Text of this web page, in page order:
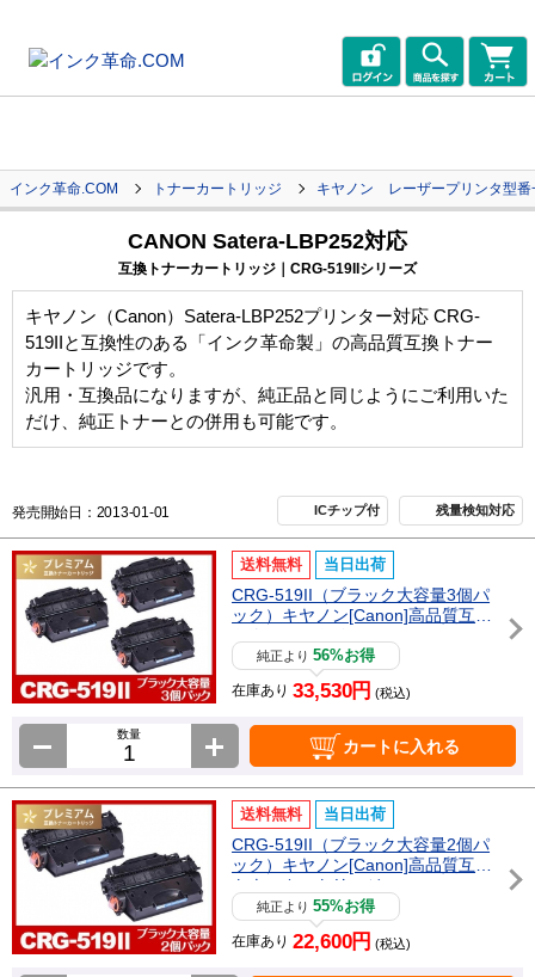
インク革命.COM トナーカートリッジ キヤノン レーザープリンタ型番
CANON Satera-LBP252対応
互換トナーカートリッジ｜CRG-519IIシリーズ
キヤノン（Canon）Satera-LBP252プリンター対応 CRG-
519IIと互換性のある「インク革命製」の高品質互換トナー
カートリッジです。
汎用・互換品になりますが、純正品と同じようにご利用いた
だけ、純正トナーとの併用も可能です。
発売開始日：2013-01-01 ICチップ付 残量検知対応
送料無料 当日出荷
CRG-519II（ブラック大容量3個パ
ック）キヤノン[Canon]高品質互換
トナーカートリッジ
純正より56%お得
在庫あり 33,530円 (税込)
数量
カートに入れる
送料無料 当日出荷
CRG-519II（ブラック大容量2個パ
ック）キヤノン[Canon]高品質互換
トナーカートリッジ
純正より55%お得
在庫あり 22,600円 (税込)